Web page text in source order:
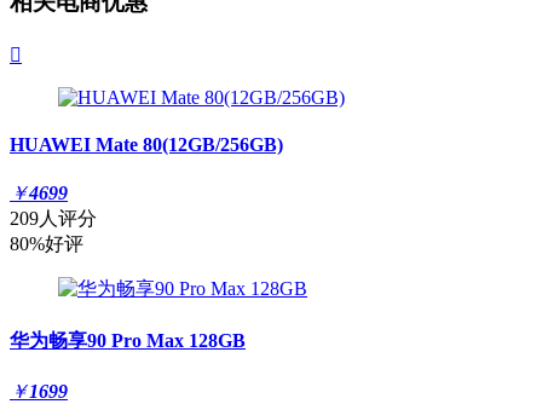

HUAWEI Mate 80(12GB/256GB)
￥4699
209人评分
80%好评
华为畅享90 Pro Max 128GB
￥1699